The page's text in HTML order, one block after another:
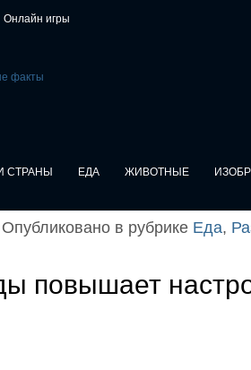
Онлайн игры
СТРАНЫ ЕДА ЖИВОТНЫЕ
Опубликовано в рубрике Еда,
повышает